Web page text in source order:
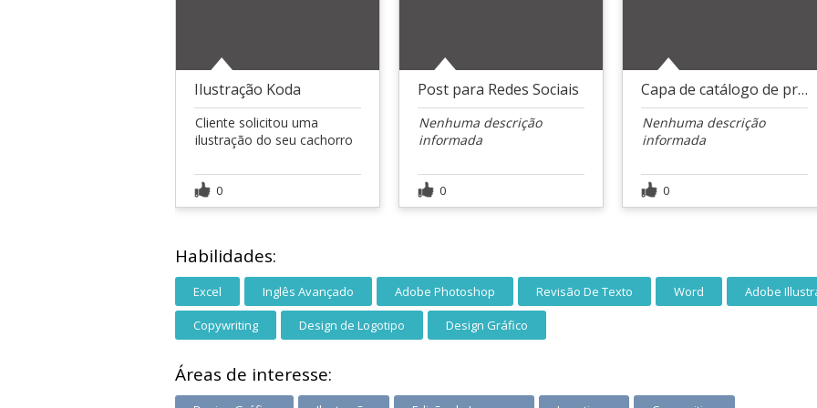
Ilustração Koda
Cliente solicitou uma
ilustração do seu cachorro
0
Post para Redes Sociais
Nenhuma descrição
informada
0
Capa de catálogo de produtos pet
Nenhuma descrição
informada
0
Habilidades:
Excel Inglês Avançado Adobe Photoshop Revisão De Texto Word Adobe
Copywriting Design de Logotipo Design Gráfico
Áreas de interesse: